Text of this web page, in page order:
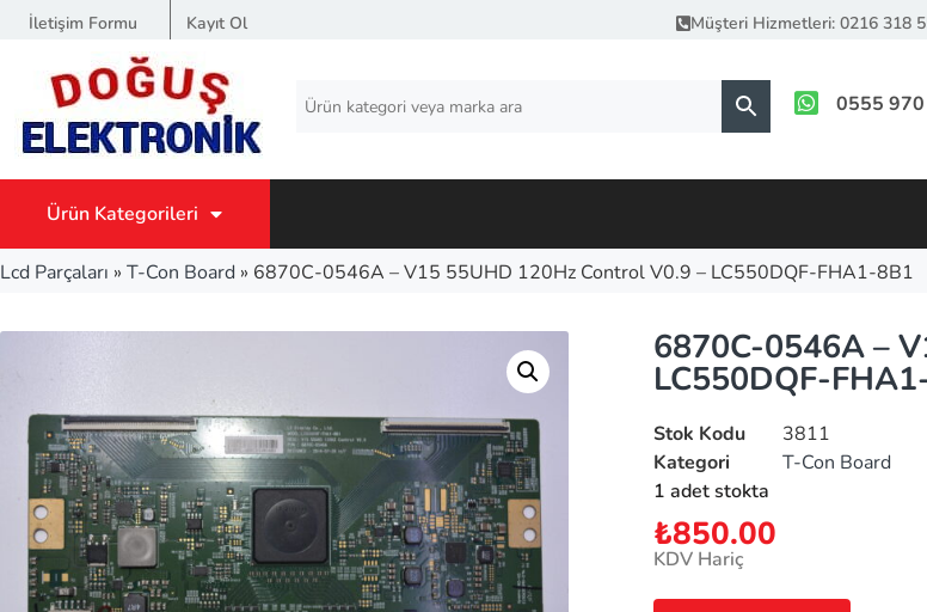
İletişim Formu Kayıt Ol Müşteri Hizmetleri: 0216 318
0555
Ürün Kategorileri
Lcd Parçaları » T-Con Board » 6870C-0546A – V15 55UHD 120Hz Control V0.9 – LC550DQF-FHA1-8B1
6870C-0546A –
LC550DQF-
Stok Kodu
3811
Kategori
T-Con Board
1 adet stokta
₺850.00
KDV Hariç